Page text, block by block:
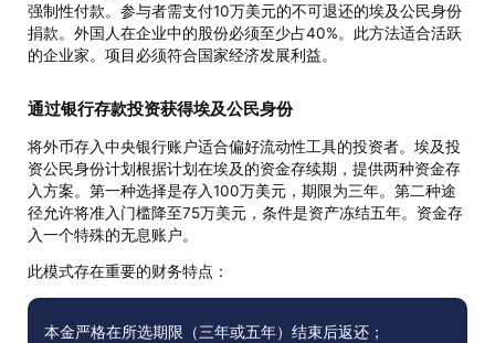
强制性付款。参与者需支付10万美元的不可退还的埃及公民身份
捐款。外国人在企业中的股份必须至少占40%。此方法适合活跃
的企业家。项目必须符合国家经济发展利益。
通过银行存款投资获得埃及公民身份
将外币存入中央银行账户适合偏好流动性工具的投资者。埃及投
资公民身份计划根据计划在埃及的资金存续期，提供两种资金存
入方案。第一种选择是存入100万美元，期限为三年。第二种途
径允许将准入门槛降至75万美元，条件是资产冻结五年。资金存
入一个特殊的无息账户。
此模式存在重要的财务特点：
本金严格在所选期限（三年或五年）结束后返还；